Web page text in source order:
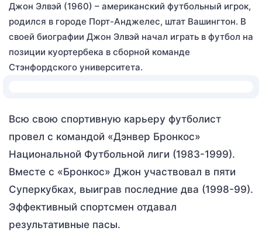
Джон Элвэй (1960) – американский футбольный игрок,
родился в городе Порт-Анджелес, штат Вашингтон. В
своей биографии Джон Элвэй начал играть в футбол на
позиции куортербека в сборной команде
Стэнфордского университета.
Всю свою спортивную карьеру футболист
провел с командой «Дэнвер Бронкос»
Национальной Футбольной лиги (1983-1999).
Вместе с «Бронкос» Джон участвовал в пяти
Суперкубках, выиграв последние два (1998-99).
Эффективный спортсмен отдавал
результативные пасы.